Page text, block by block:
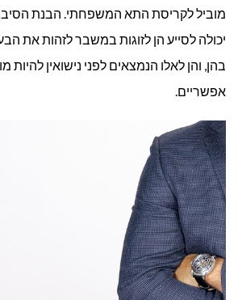
מוביל לקריסת התא המשפחתי. הבנת
יכולה לסייע הן לזוגות במשבר לזהות את
בהן, והן לאלו הנמצאים לפני נישואין להיות
אפשריים.